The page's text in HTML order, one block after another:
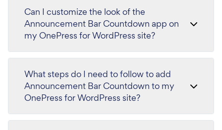
Can I customize the look of the
Announcement Bar Countdown app on
my OnePress for WordPress site?
What steps do I need to follow to add
Announcement Bar Countdown to my
OnePress for WordPress site?